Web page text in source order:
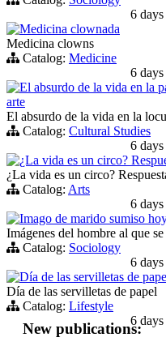
6
Medicina clownada
Medicina clowns
Catalog: Medicine
6
El absurdo de la vida en la
arte
El absurdo de la vida en la
Catalog: Cultural Studies
6
¿La vida es un circo?
¿La vida es un circo?
Catalog: Arts
6
Imago de marido sumiso
Imágenes del hombre al que
Catalog: Sociology
6
Día de las servilletas de
Día de las servilletas de papel
Catalog: Lifestyle
6
New publications: